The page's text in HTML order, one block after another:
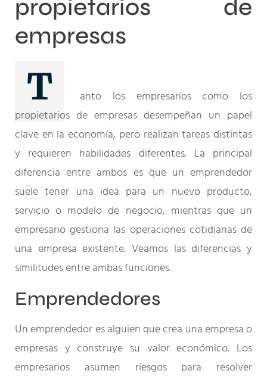
propietarios de
empresas
T
anto los empresarios como los
propietarios de empresas desempeñan un papel
clave en la economía, pero realizan tareas distintas
y requieren habilidades diferentes. La principal
diferencia entre ambos es que un emprendedor
suele tener una idea para un nuevo producto,
servicio o modelo de negocio, mientras que un
empresario gestiona las operaciones cotidianas de
una empresa existente. Veamos las diferencias y
similitudes entre ambas funciones.
Emprendedores
Un emprendedor es alguien que crea una empresa o
empresas y construye su valor económico. Los
empresarios asumen riesgos para resolver